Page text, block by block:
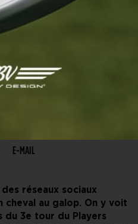
E-MAIL
réseaux sociaux
cheval au galop. On y voit
du 3e tour du Players